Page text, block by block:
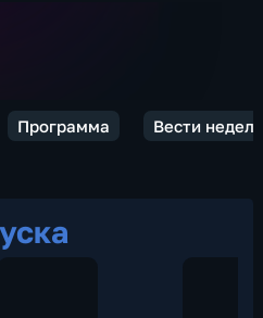
Программа Вести недели